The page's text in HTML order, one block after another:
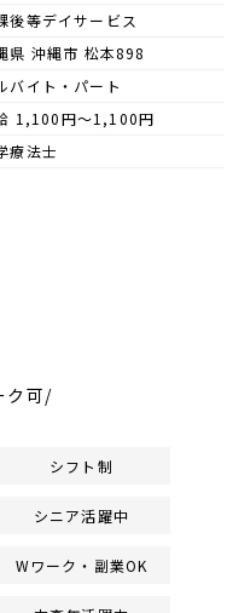
後等デイサービス
県 沖縄市 松本898
バイト・パート
1,100円～1,100円
療法士
ク可/
シフト制
シニア活躍中
Wワーク・副業OK